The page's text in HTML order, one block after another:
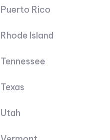
Puerto Rico
Rhode Island
Tennessee
Texas
Utah